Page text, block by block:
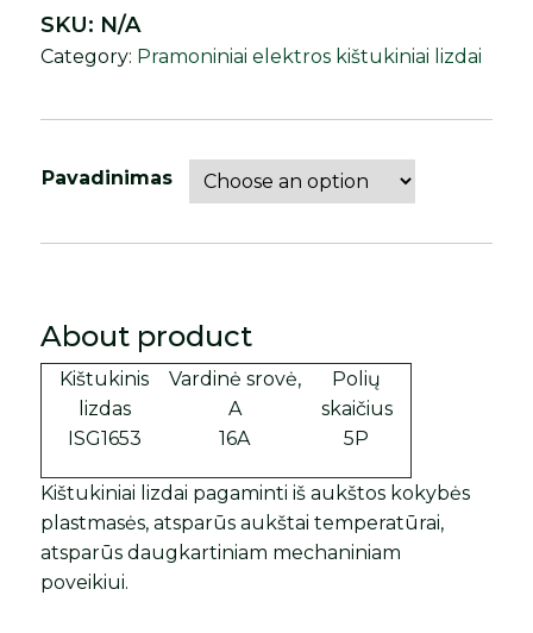
Pavadinimas
SKU: N/A
Category: Pramoniniai elektros kištukiniai lizdai
About product
Kištukinis
lizdas
Vardinė srovė,
A
Polių
skaičius
ISG1653
16A 5P
Kištukiniai lizdai pagaminti iš aukštos kokybės
plastmasės, atsparūs aukštai temperatūrai,
atsparūs daugkartiniam mechaniniam
poveikiui.